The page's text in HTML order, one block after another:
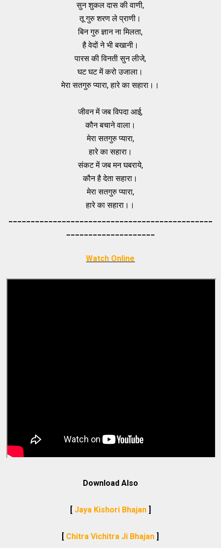
सुन शुकल दास की वाणी,
तू गुरु शरण ले प्राणी।
बिन गुरु ज्ञान ना मिलता,
है वेदों ने भी बखानी।
पारस की विनती सुन लीजे,
घट घट में करो उजाला।
मेरा सतगुरु प्यारा, हारे का सहारा।।
जीवन में जब विपदा आई,
कौन बचाने वाला।
मेरा सतगुरु प्यारा,
हारे का सहारा।
संकट में जब मन घबराये,
कौन है देता सहारा।
मेरा सतगुरु प्यारा,
हारे का सहारा।।
Watch Online
Download Also
[ Jaya Kishori Bhajan]
[ Chitra Vichitra Ji Bhajan ]